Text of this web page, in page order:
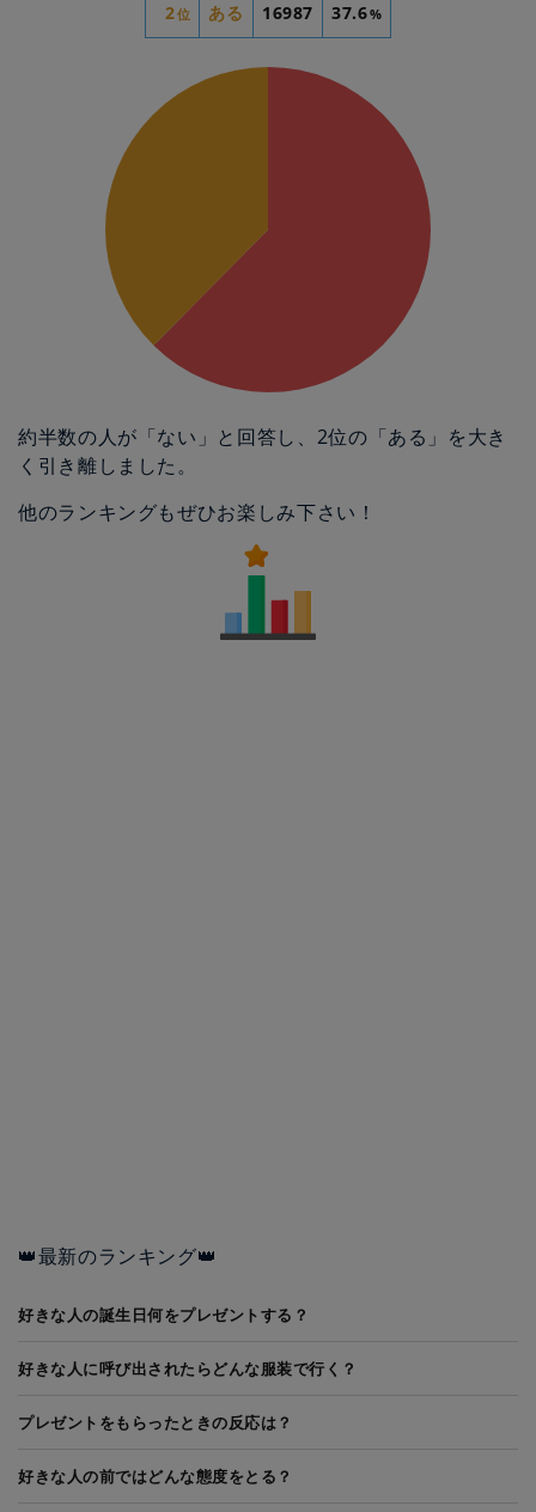
2位 ある 16987 37.6%
約半数の人が「ない」と回答し、2位の「ある」を大き
く引き離しました。
他のランキングもぜひお楽しみ下さい！
👑最新のランキング👑
好きな人の誕生日何をプレゼントする？
好きな人に呼び出されたらどんな服装で行く？
プレゼントをもらったときの反応は？
好きな人の前ではどんな態度をとる？